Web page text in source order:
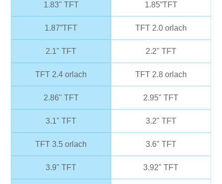
1.83" TFT 1.85”TFT
1.87”TFT TFT 2.0 orlach
2.1" TFT 2.2" TFT
TFT 2.4 orlach TFT 2.8 orlach
2.86" TFT 2.95" TFT
3.1" TFT 3.2" TFT
TFT 3.5 orlach 3.6" TFT
3.9" TFT 3.92" TFT